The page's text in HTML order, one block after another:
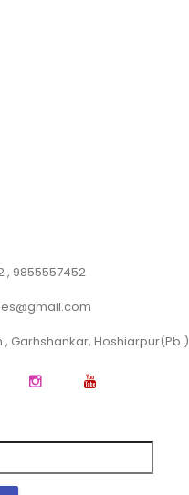
, 9855557452
Garhshankar, Hoshiarpur(Pb.)